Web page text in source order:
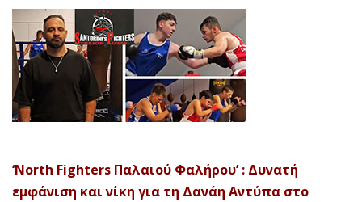
‘North Fighters Παλαιού Φαλήρου’ : Δυνατή
εμφάνιση και νίκη για τη Δανάη Αντύπα στο